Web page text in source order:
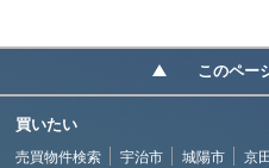
このペー
買いたい
売買物件検索 宇治市 城陽市 京